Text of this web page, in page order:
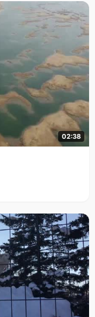
来。看书的时候，虽然
，但是从来不会痴迷，
到陈博自制力比较强，
，查资料，获取信
见仁，智者见智，不能
子，但是陈博不太喜欢
人物内心世界的片
感觉很微妙"。这时
你的眼睛看，好像怕自
法。至于小说，就很宽
小说，陈博用了整个高
了："不是紧张，其实是
点多动，曾经是个很麻
度跟老师不一样，不喜
不管我坐哪里，周围人
在讲台边上，就在老师
好意思的笑了，脸跟着
成绩还是被北京师范大
围的一切很陌生，丝毫
北京大学。最后，顶
决定回去复读。当他从
管考什么学校都要去
，反而使我在高四的时
年目标是个未知数，能
，所以取得了很好的成
不执着于一个东西，无
02:38